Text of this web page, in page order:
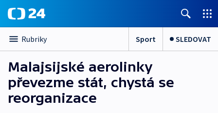
Rubriky Sport SLEDOVAT
Malajsijské aerolinky
převezme stát, chystá se
reorganizace